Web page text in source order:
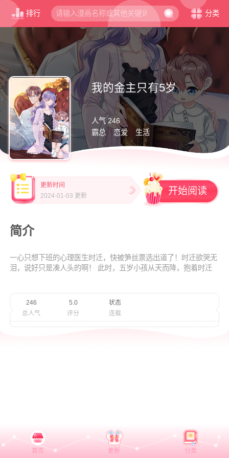
排行 分类
我的金主只有5岁
人气 246
霸总
恋爱 生活
更新时间
2024-01-03 更新
开始阅读
简介
一心只想下班的心理医生时迁，快被笋丝票选出道了！时迁欲哭无
泪，说好只是凑人头的啊！ 此时，五岁小孩从天而降，抱着时迁
最好办法，于是乎...一顿操作猛如虎，五岁萌娃我金主。
246
总人气
5.0
评分
状态
连载
首页 更新 分类